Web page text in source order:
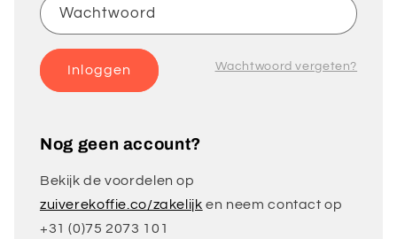
Wachtwoord
Wachtwoord vergeten?
Inloggen
Nog geen account?
Bekijk de voordelen op
zuiverekoffie.co/zakelijk en neem contact op
+31 (0)75 2073 101